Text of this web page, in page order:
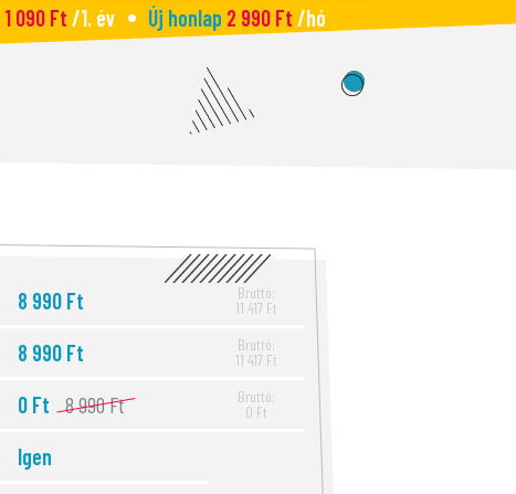
1 090 Ft /1. év Új honlap 2 990 Ft /hó
8 990 Ft
Bruttó:
11 417 Ft
8 990 Ft
Bruttó:
11 417 Ft
0 Ft 8 990 Ft
Bruttó:
0 Ft
Igen